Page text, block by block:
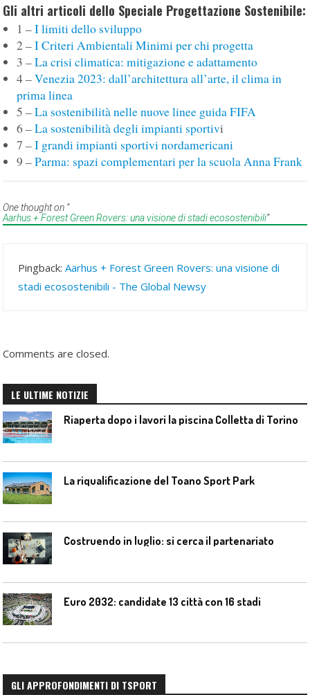
Gli altri articoli dello Speciale Progettazione Sostenibile:
1 –I limiti dello sviluppo
2 –I Criteri Ambientali Minimi per chi progetta
3 –La crisi climatica: mitigazione e adattamento
4 –Venezia 2023: dall’architettura all’arte, il clima in
prima linea
5 –La sostenibilità nelle nuove linee guida FIFA
6 –La sostenibilità degli impianti sportivi
7 –I grandi impianti sportivi nordamericani
9 –Parma: spazi complementari per la scuola Anna Frank
One thought on “
Aarhus + Forest Green Rovers: una visione di stadi ecosostenibili”
Pingback:Aarhus + Forest Green Rovers: una visione di
stadi ecosostenibili - The Global Newsy
Comments are closed.
LE ULTIME NOTIZIE
Riaperta dopo i lavori la piscina Colletta di Torino
La riqualificazione del Toano Sport Park
Costruendo in luglio: si cerca il partenariato
Euro 2032: candidate 13 città con 16 stadi
GLI APPROFONDIMENTI DI TSPORT